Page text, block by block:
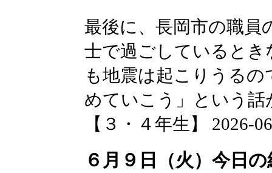
最後に、長岡市の職員
士で過ごしていると
も地震は起こりうる
めていこう」という
【３・４年生】 2026-
６月９日（火）今日